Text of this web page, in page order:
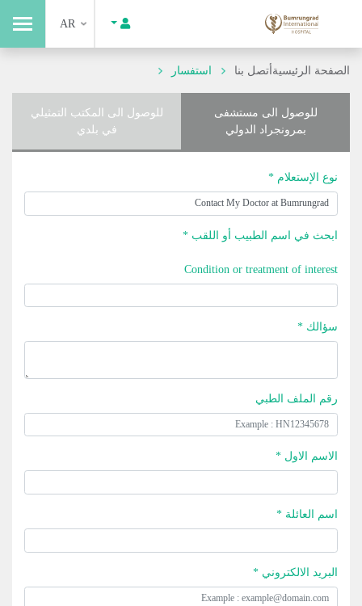
AR
الصفحة الرئيسيةأتصل بنا استفسار
للوصول الى مستشفى
بمرونجراد الدولي
للوصول الى المكتب التمثيلي
في بلدي
نوع الإستعلام *
ابحث في اسم الطبيب أو اللقب *
Condition or treatment of interest
سؤالك *
رقم الملف الطبي
الاسم الاول *
اسم العائلة *
البريد الالكتروني *